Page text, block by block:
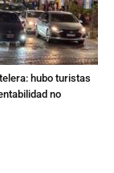
hubo turistas
no